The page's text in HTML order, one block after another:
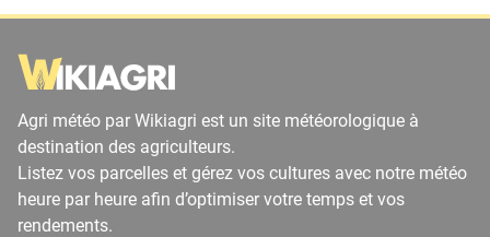
Agri météo par Wikiagri est un site météorologique à
destination des agriculteurs.
Listez vos parcelles et gérez vos cultures avec notre météo
heure par heure afin d’optimiser votre temps et vos
rendements.